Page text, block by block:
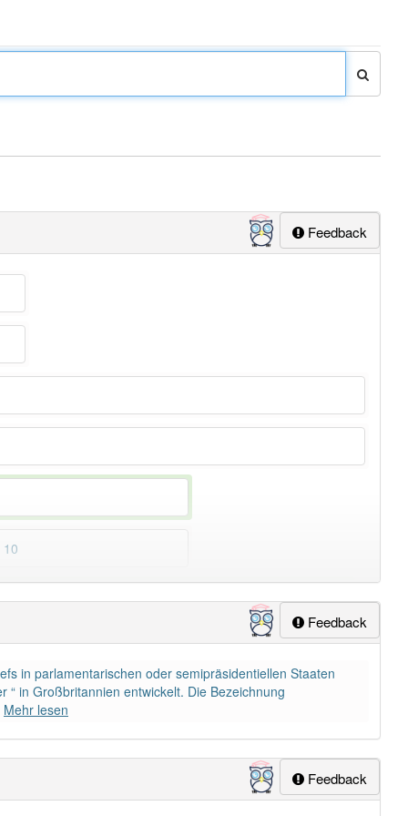
Feedback
-ministerpräsidentaber mit einem anderen Artikelder
Feedback
in parlamentarischen oder semipräsidentiellen Staaten
in Großbritannien entwickelt. Die Bezeichnung
Mehr lesen
Feedback